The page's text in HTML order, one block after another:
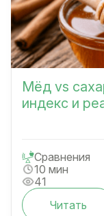
Мёд vs
индекс и
Сравнения
10 мин
41
Читать